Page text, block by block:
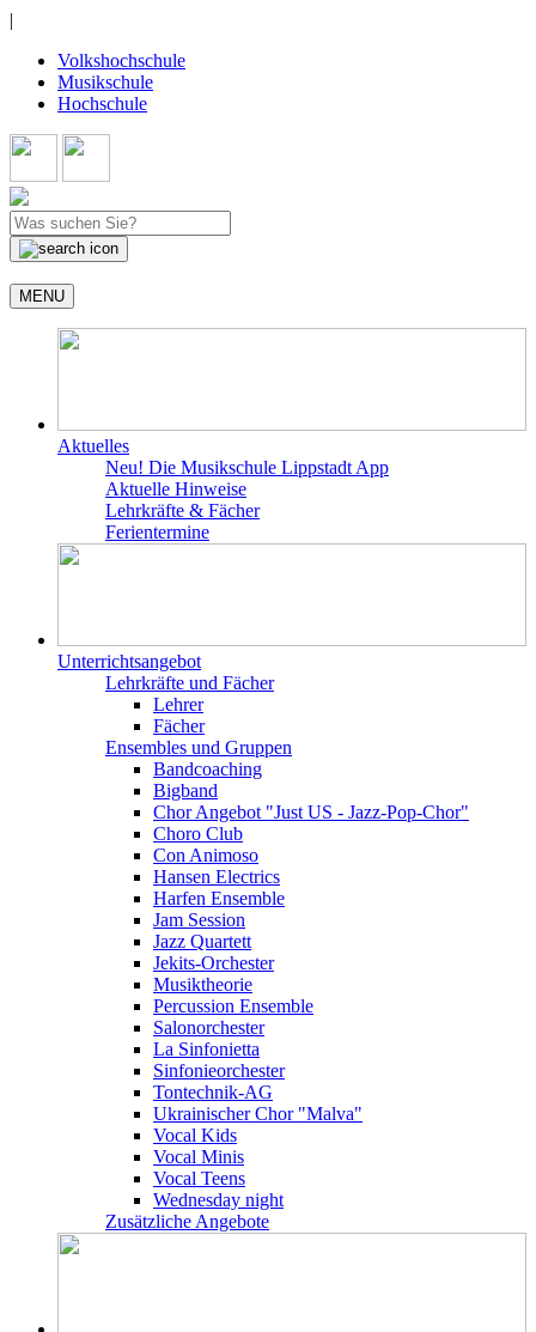
|
Volkshochschule
Musikschule
Hochschule
MENU
Aktuelles
Neu! Die Musikschule Lippstadt App
Aktuelle Hinweise
Lehrkräfte & Fächer
Ferientermine
Unterrichtsangebot
Lehrkräfte und Fächer
Lehrer
Fächer
Ensembles und Gruppen
Bandcoaching
Bigband
Chor Angebot "Just US - Jazz-Pop-Chor"
Choro Club
Con Animoso
Hansen Electrics
Harfen Ensemble
Jam Session
Jazz Quartett
Jekits-Orchester
Musiktheorie
Percussion Ensemble
Salonorchester
La Sinfonietta
Sinfonieorchester
Tontechnik-AG
Ukrainischer Chor "Malva"
Vocal Kids
Vocal Minis
Vocal Teens
Wednesday night
Zusätzliche Angebote